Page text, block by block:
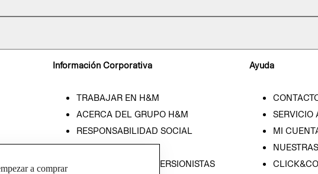
Información Corporativa
TRABAJAR EN H&M
ACERCA DEL GRUPO H&M
RESPONSABILIDAD SOCIAL
PRENSA
RELACIÓN CON INVERSIONISTAS
Ayuda
SERVICIO
MI
a comprar